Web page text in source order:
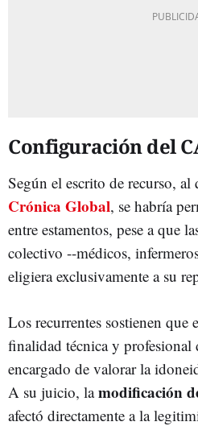
Configuración del
Según el escrito de recurso, al
Crónica Global, se habría
entre estamentos, pese a que
colectivo --médicos,
eligiera exclusivamente a su
Los recurrentes sostienen que
finalidad técnica y
encargado de valorar la
A su juicio, lamodificación
afectó directamente a la